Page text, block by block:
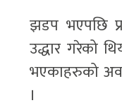
झडप भएपछि
उद्धार गरेको
भएकाहरुको
।